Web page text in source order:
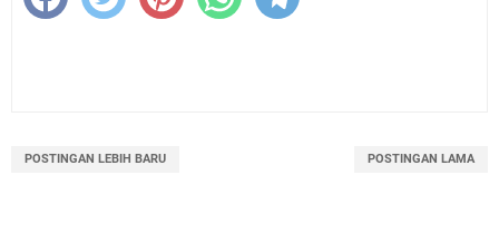
POSTINGAN LEBIH BARU POSTINGAN LAMA